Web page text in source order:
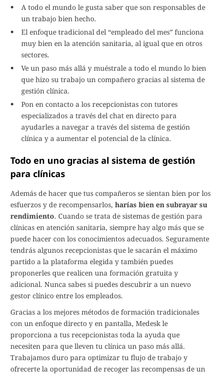
A todo el mundo le gusta saber que son responsables de
un trabajo bien hecho.
El enfoque tradicional del “empleado del mes” funciona
muy bien en la atención sanitaria, al igual que en otros
sectores.
Ve un paso más allá y muéstrale a todo el mundo lo bien
que hizo su trabajo un compañero gracias al sistema de
gestión clínica.
Pon en contacto a los recepcionistas con tutores
especializados a través del chat en directo para
ayudarles a navegar a través del sistema de gestión
clínica y a aumentar el potencial de la clínica.
Todo en uno gracias al sistema de gestión
para clínicas
Además de hacer que tus compañeros se sientan bien por los
esfuerzos y de recompensarlos, harías bien en subrayar su
rendimiento. Cuando se trata de sistemas de gestión para
clínicas en atención sanitaria, siempre hay algo más que se
puede hacer con los conocimientos adecuados. Seguramente
tendrás algunos recepcionistas que le sacarán el máximo
partido a la plataforma elegida y también puedes
proponerles que realicen una formación gratuita y
adicional. Nunca sabes si puedes descubrir a un nuevo
gestor clínico entre los empleados.
Gracias a los mejores métodos de formación tradicionales
con un enfoque directo y en pantalla, Medesk le
proporciona a tus recepcionistas toda la ayuda que
necesiten para que lleven tu clínica un paso más allá.
Trabajamos duro para optimizar tu flujo de trabajo y
ofrecerte la oportunidad de recoger las recompensas de un